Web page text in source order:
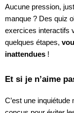
Aucune pression,
manque ? Des quiz
exercices interactifs
quelques étapes,
inattendues !
Et si je n’aime
C’est une